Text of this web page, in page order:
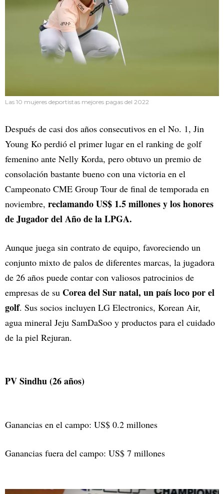
Las 10 mujeres deportistas mejores pagas del 2022
Después de casi dos años consecutivos en el No. 1, Jin
Young Ko perdió el primer lugar en el ranking de golf
femenino ante Nelly Korda, pero obtuvo un premio de
consolación bastante bueno con una victoria en el
Campeonato CME Group Tour de final de temporada en
noviembre, reclamando US$ 1.5 millones y los honores
de Jugador del Año de la LPGA.
Aunque juega sin contrato de equipo, favoreciendo un
conjunto mixto de palos de diferentes marcas, la jugadora
de 26 años puede contar con valiosos patrocinios de
empresas de su Corea del Sur natal, un país loco por el
golf. Sus socios incluyen LG Electronics, Korean Air,
agua mineral Jeju SamDaSoo y productos para el cuidado
de la piel Rejuran.
PV Sindhu (26 años)
Ganancias en el campo: US$ 0.2 millones
Ganancias fuera del campo: US$ 7 millones